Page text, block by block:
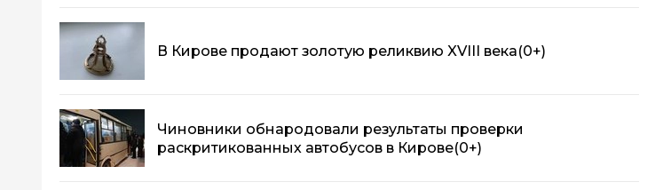
В Кирове продают золотую реликвию XVIII века(0+)
Чиновники обнародовали результаты проверки
раскритикованных автобусов в Кирове(0+)